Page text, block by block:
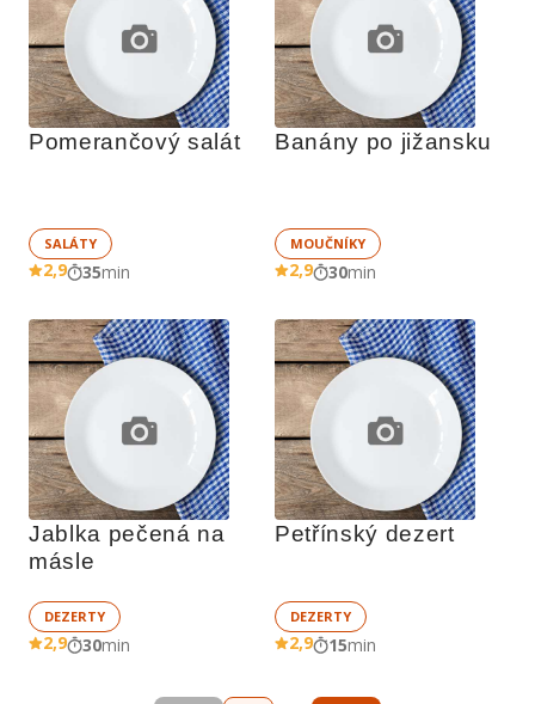
Pomerančový salát
SALÁTY
2,9 35min
Banány po jižansku
MOUČNÍKY
2,9 30min
Jablka pečená na
másle
DEZERTY
2,9 30min
Petřínský dezert
DEZERTY
2,9 15min